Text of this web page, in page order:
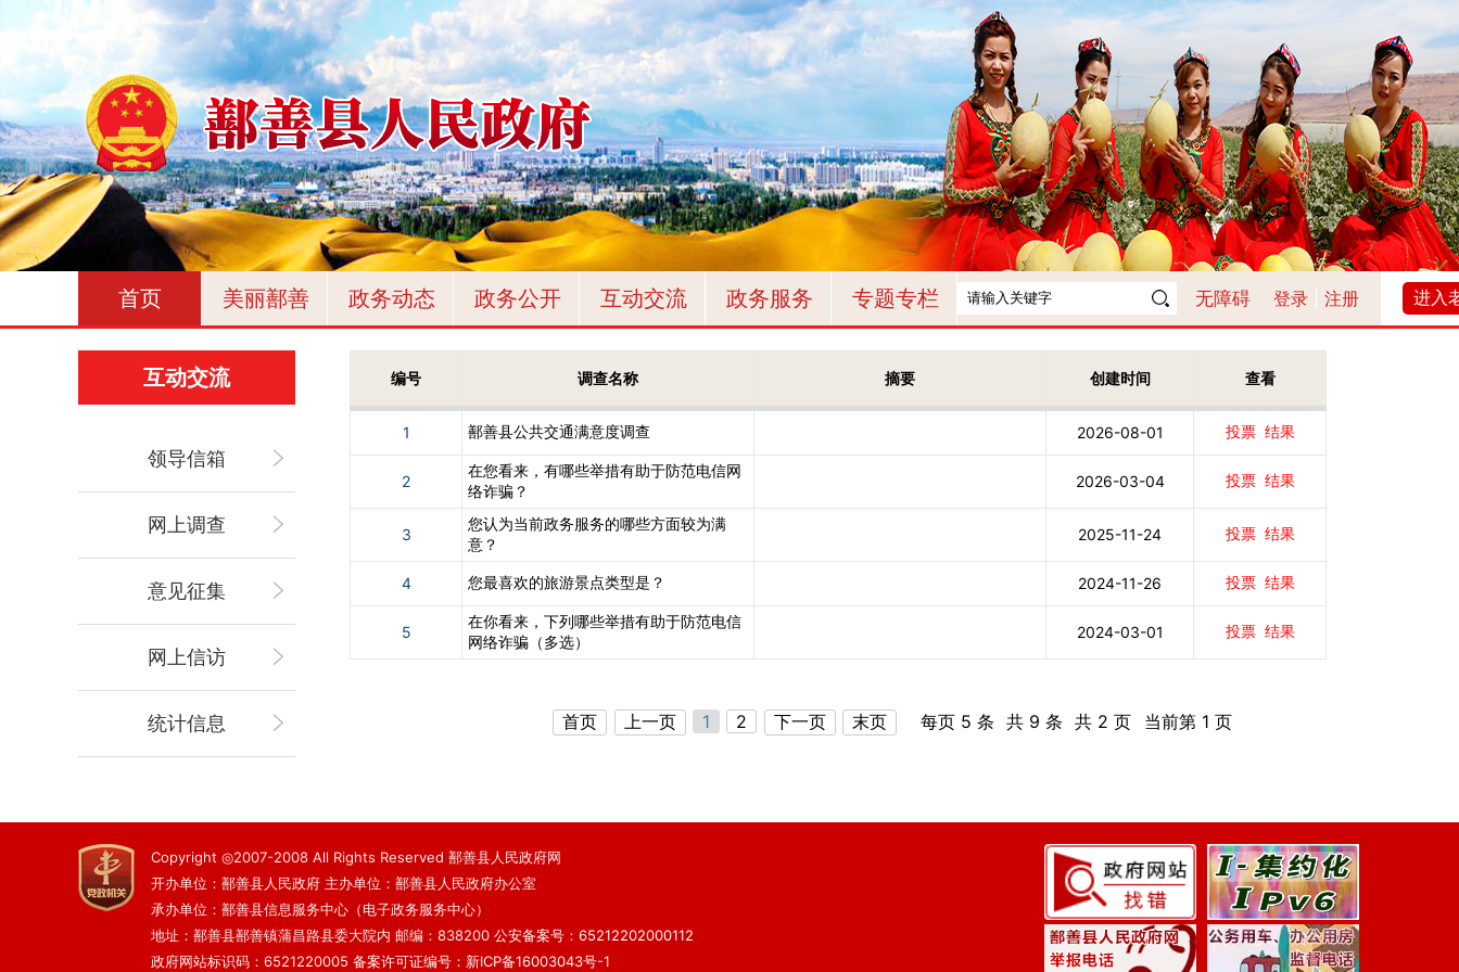
首页 美丽鄯善 政务动态 政务公开 互动交流 政务服务 专题专栏 无障碍 登录| 注册 进入
互动交流
领导信箱
网上调查
意见征集
网上信访
统计信息
编号 调查名称 摘要 创建时间 查看
1 鄯善县公共交通满意度调查 2026-08-01 投票 结果
2
在您看来，有哪些举措有助于防范电信网
络诈骗？
2026-03-04 投票 结果
3
您认为当前政务服务的哪些方面较为满
意？
2025-11-24 投票 结果
4 您最喜欢的旅游景点类型是？ 2024-11-26 投票 结果
5
在你看来，下列哪些举措有助于防范电信
网络诈骗（多选）
2024-03-01 投票 结果
首页 上一页 1 2 下一页 末页 每页 5 条 共 9 条 共 2 页 当前第 1 页
Copyright ◎2007-2008 All Rights Reserved 鄯善县人民政府网
开办单位：鄯善县人民政府 主办单位：鄯善县人民政府办公室
承办单位：鄯善县信息服务中心（电子政务服务中心）
地址：鄯善县鄯善镇蒲昌路县委大院内 邮编：838200 公安备案号：65212202000112
政府网站标识码：6521220005 备案许可证编号：新ICP备16003043号-1